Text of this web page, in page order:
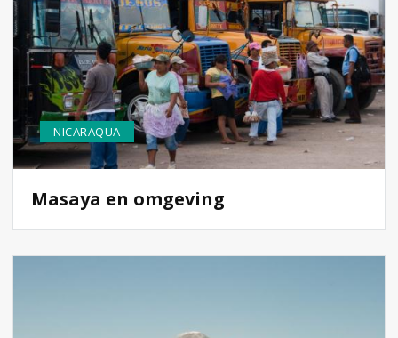
NICARAQUA
Masaya en omgeving